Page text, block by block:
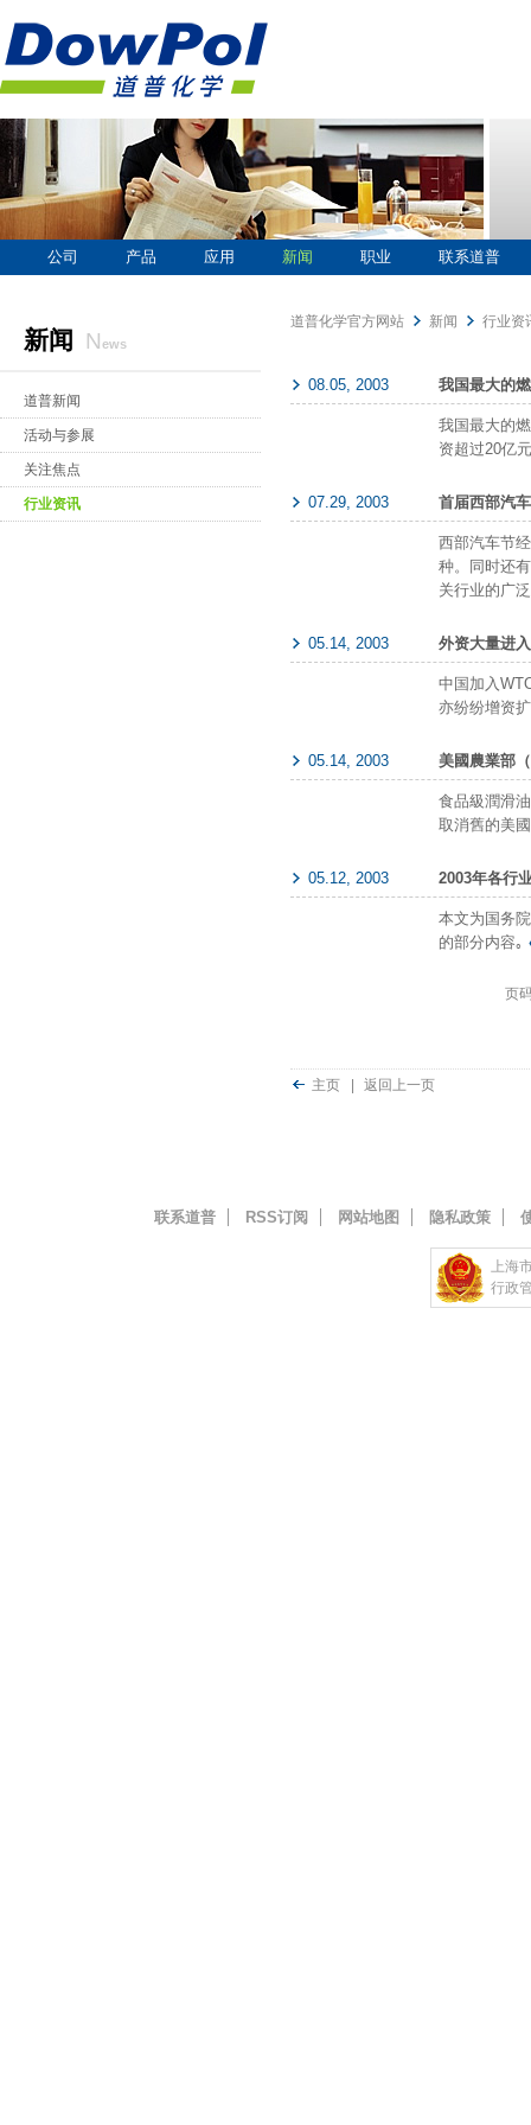
公司 产品 应用 新闻 职业 联系道普
新闻 news
道普新闻
活动与参展
关注焦点
行业资讯
道普化学官方网站 新闻 行业资
08.05, 2003 我国最大的
我国最大的
资超过20亿
07.29, 2003 首届西部汽
西部汽车节
种。同时还
关行业的广
05.14, 2003 外资大量进
中国加入
亦纷纷增资
05.14, 2003 美國農業部
食品級潤滑
取消舊的美
05.12, 2003 2003年各行
本文为国务
的部分内容｡
页
主页 返回上一页
联系道普 RSS订阅 网站地图 隐私政策
上海
行政